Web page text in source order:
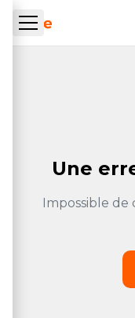
Aller au contenu
Une
Impossible de